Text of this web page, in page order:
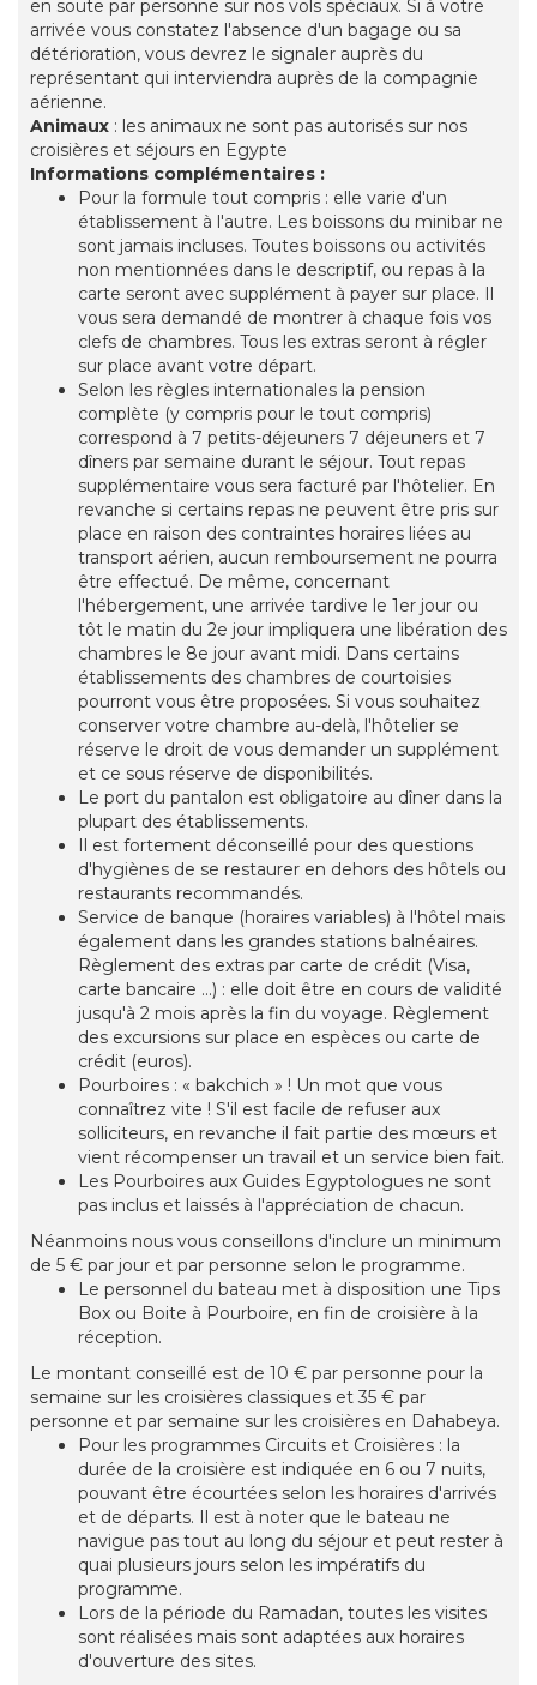
en soute par personne sur nos vols spéciaux. Si à votre
arrivée vous constatez l'absence d'un bagage ou sa
détérioration, vous devrez le signaler auprès du
représentant qui interviendra auprès de la compagnie
aérienne.
Animaux : les animaux ne sont pas autorisés sur nos
croisières et séjours en Egypte
Informations complémentaires :
Pour la formule tout compris : elle varie d'un
établissement à l'autre. Les boissons du minibar ne
sont jamais incluses. Toutes boissons ou activités
non mentionnées dans le descriptif, ou repas à la
carte seront avec supplément à payer sur place. Il
vous sera demandé de montrer à chaque fois vos
clefs de chambres. Tous les extras seront à régler
sur place avant votre départ.
Selon les règles internationales la pension
complète (y compris pour le tout compris)
correspond à 7 petits-déjeuners 7 déjeuners et 7
dîners par semaine durant le séjour. Tout repas
supplémentaire vous sera facturé par l'hôtelier. En
revanche si certains repas ne peuvent être pris sur
place en raison des contraintes horaires liées au
transport aérien, aucun remboursement ne pourra
être effectué. De même, concernant
l'hébergement, une arrivée tardive le 1er jour ou
tôt le matin du 2e jour impliquera une libération des
chambres le 8e jour avant midi. Dans certains
établissements des chambres de courtoisies
pourront vous être proposées. Si vous souhaitez
conserver votre chambre au-delà, l'hôtelier se
réserve le droit de vous demander un supplément
et ce sous réserve de disponibilités.
Le port du pantalon est obligatoire au dîner dans la
plupart des établissements.
Il est fortement déconseillé pour des questions
d'hygiènes de se restaurer en dehors des hôtels ou
restaurants recommandés.
Service de banque (horaires variables) à l'hôtel mais
également dans les grandes stations balnéaires.
Règlement des extras par carte de crédit (Visa,
carte bancaire ...) : elle doit être en cours de validité
jusqu'à 2 mois après la fin du voyage. Règlement
des excursions sur place en espèces ou carte de
crédit (euros).
Pourboires : « bakchich » ! Un mot que vous
connaîtrez vite ! S'il est facile de refuser aux
solliciteurs, en revanche il fait partie des mœurs et
vient récompenser un travail et un service bien fait.
Les Pourboires aux Guides Egyptologues ne sont
pas inclus et laissés à l'appréciation de chacun.
Néanmoins nous vous conseillons d'inclure un minimum
de 5 € par jour et par personne selon le programme.
Le personnel du bateau met à disposition une Tips
Box ou Boite à Pourboire, en fin de croisière à la
réception.
Le montant conseillé est de 10 € par personne pour la
semaine sur les croisières classiques et 35 € par
personne et par semaine sur les croisières en Dahabeya.
Pour les programmes Circuits et Croisières : la
durée de la croisière est indiquée en 6 ou 7 nuits,
pouvant être écourtées selon les horaires d'arrivés
et de départs. Il est à noter que le bateau ne
navigue pas tout au long du séjour et peut rester à
quai plusieurs jours selon les impératifs du
programme.
Lors de la période du Ramadan, toutes les visites
sont réalisées mais sont adaptées aux horaires
d'ouverture des sites.